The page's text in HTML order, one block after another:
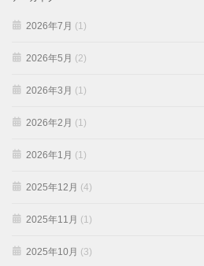
2026年7月 (1)
2026年5月 (2)
2026年3月 (1)
2026年2月 (1)
2026年1月 (1)
2025年12月 (4)
2025年11月 (1)
2025年10月 (3)